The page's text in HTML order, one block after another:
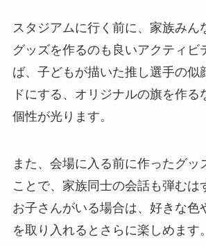
スタジアムに行く前に、家族みん
グッズを作るのも良いアクティビ
ば、子どもが描いた推し選手の似
ドにする、オリジナルの旗を作る
個性が光ります。
また、会場に入る前に作ったグッ
ことで、家族同士の会話も弾むは
お子さんがいる場合は、好きな色
を取り入れるとさらに楽しめます。